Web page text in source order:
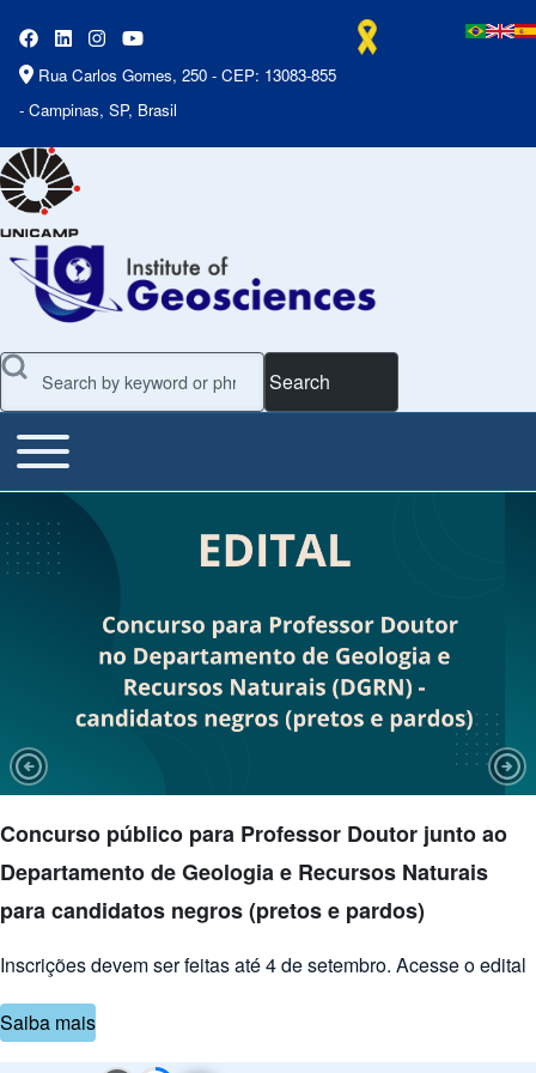
Rua Carlos Gomes, 250 - CEP: 13083-855
- Campinas, SP, Brasil
Search
Main Menu
Toggle main menu
Slideshow
Slide 1 of 7
Concurso público para Professor Doutor junto ao
Departamento de Geologia e Recursos Naturais
para candidatos negros (pretos e pardos)
Inscrições devem ser feitas até 4 de setembro. Acesse o edital
Saiba mais
Previous Slide